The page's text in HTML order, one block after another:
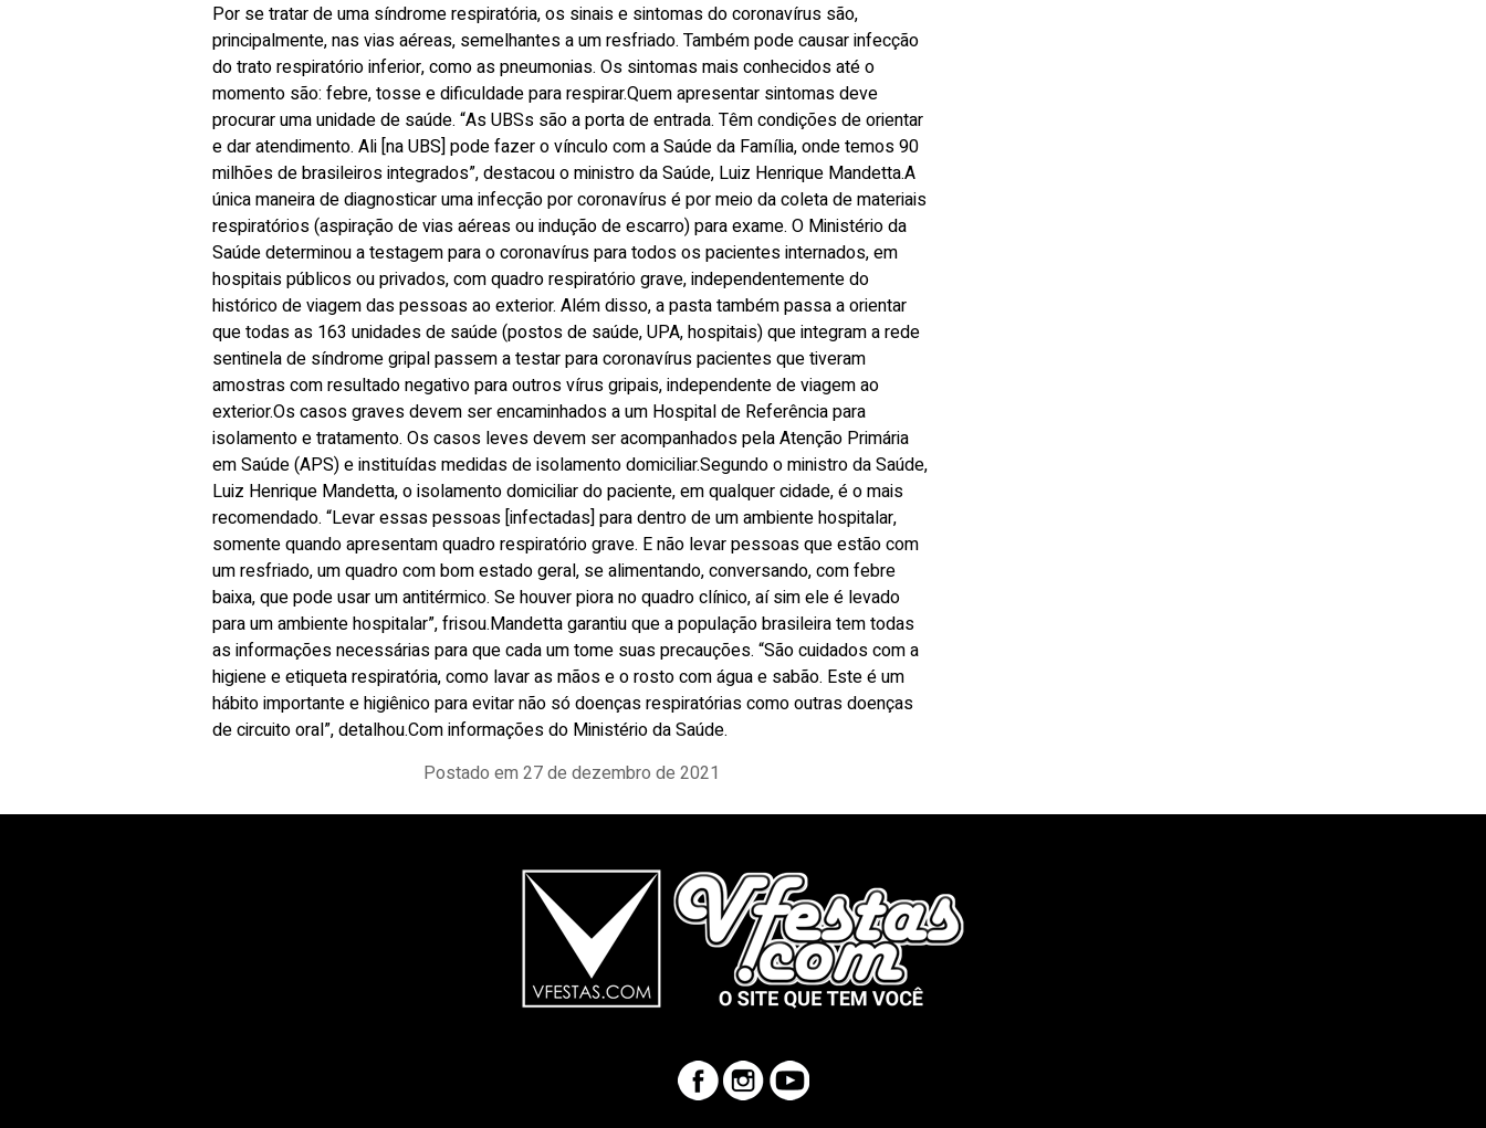
Por se tratar de uma síndrome respiratória, os sinais e sintomas do coronavírus são,
principalmente, nas vias aéreas, semelhantes a um resfriado. Também pode causar infecção
do trato respiratório inferior, como as pneumonias. Os sintomas mais conhecidos até o
momento são: febre, tosse e dificuldade para respirar.Quem apresentar sintomas deve
procurar uma unidade de saúde. “As UBSs são a porta de entrada. Têm condições de orientar
e dar atendimento. Ali [na UBS] pode fazer o vínculo com a Saúde da Família, onde temos 90
milhões de brasileiros integrados”, destacou o ministro da Saúde, Luiz Henrique Mandetta.A
única maneira de diagnosticar uma infecção por coronavírus é por meio da coleta de materiais
respiratórios (aspiração de vias aéreas ou indução de escarro) para exame. O Ministério da
Saúde determinou a testagem para o coronavírus para todos os pacientes internados, em
hospitais públicos ou privados, com quadro respiratório grave, independentemente do
histórico de viagem das pessoas ao exterior. Além disso, a pasta também passa a orientar
que todas as 163 unidades de saúde (postos de saúde, UPA, hospitais) que integram a rede
sentinela de síndrome gripal passem a testar para coronavírus pacientes que tiveram
amostras com resultado negativo para outros vírus gripais, independente de viagem ao
exterior.Os casos graves devem ser encaminhados a um Hospital de Referência para
isolamento e tratamento. Os casos leves devem ser acompanhados pela Atenção Primária
em Saúde (APS) e instituídas medidas de isolamento domiciliar.Segundo o ministro da Saúde,
Luiz Henrique Mandetta, o isolamento domiciliar do paciente, em qualquer cidade, é o mais
recomendado. “Levar essas pessoas [infectadas] para dentro de um ambiente hospitalar,
somente quando apresentam quadro respiratório grave. E não levar pessoas que estão com
um resfriado, um quadro com bom estado geral, se alimentando, conversando, com febre
baixa, que pode usar um antitérmico. Se houver piora no quadro clínico, aí sim ele é levado
para um ambiente hospitalar”, frisou.Mandetta garantiu que a população brasileira tem todas
as informações necessárias para que cada um tome suas precauções. “São cuidados com a
higiene e etiqueta respiratória, como lavar as mãos e o rosto com água e sabão. Este é um
hábito importante e higiênico para evitar não só doenças respiratórias como outras doenças
de circuito oral”, detalhou.Com informações do Ministério da Saúde.
Postado em 27 de dezembro de 2021